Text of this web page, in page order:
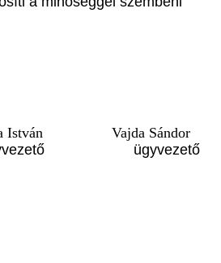
István Vajda Sándor
ügyvezető